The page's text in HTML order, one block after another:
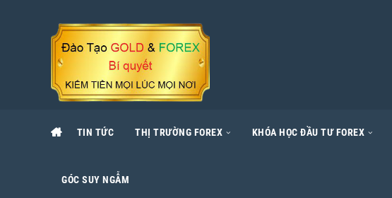
TIN TỨC THỊ TRƯỜNG FOREX KHÓA HỌC ĐẦU TƯ FOREX
GÓC SUY NGẪM